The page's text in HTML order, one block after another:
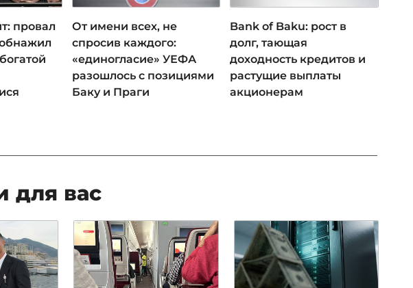
провал
От имени всех, не
спросив каждого:
«единогласие» УЕФА
разошлось с позициями
Баку и Праги
Bank of Baku: рост в
долг, тающая
доходность кредитов и
растущие выплаты
акционерам
для вас